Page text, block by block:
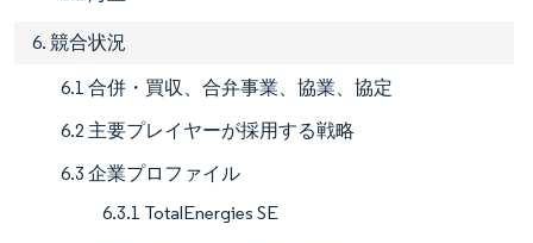
6. 競合状況
6.1 合併・買収、合弁事業、協業、協定
6.2 主要プレイヤーが採用する戦略
6.3 企業プロファイル
6.3.1 TotalEnergies SE